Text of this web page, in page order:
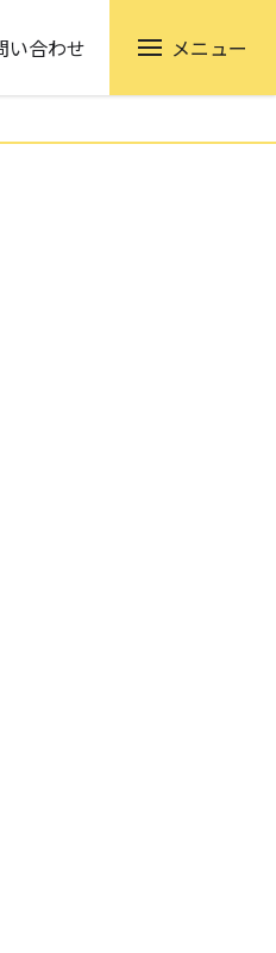
い合わせ メニュー